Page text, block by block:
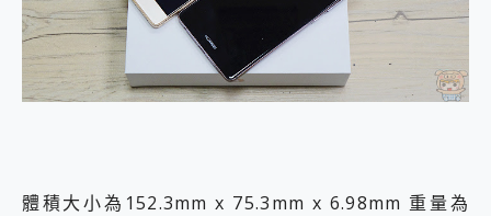
體積大小為152.3mm x 75.3mm x 6.98mm 重量為